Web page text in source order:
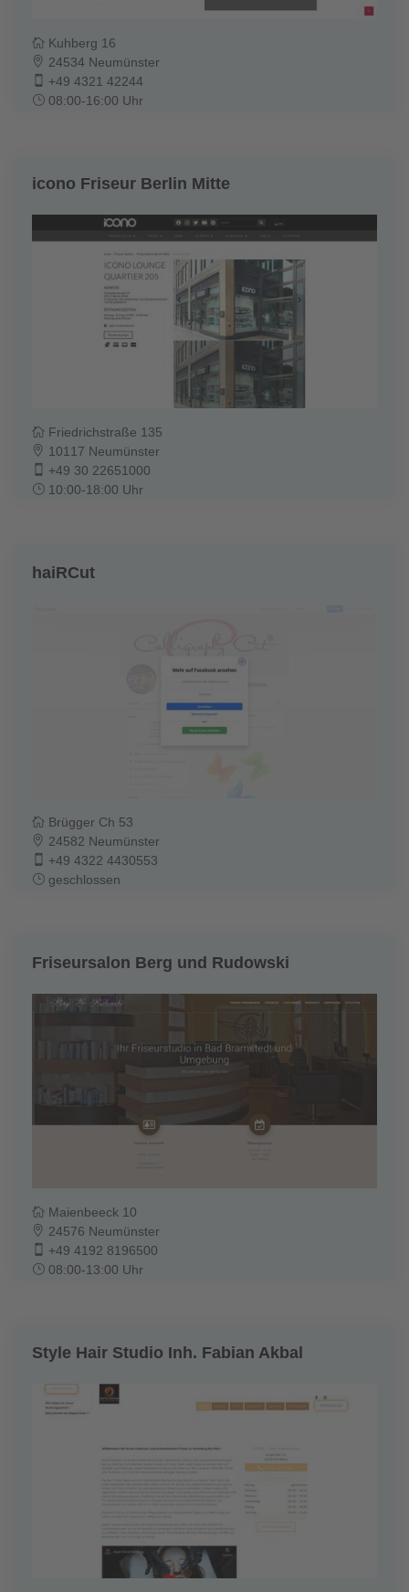
Kuhberg 16
24534 Neumünster
+49 4321 42244
08:00-16:00 Uhr
icono Friseur Berlin Mitte
Friedrichstraße 135
10117 Neumünster
+49 30 22651000
10:00-18:00 Uhr
haiRCut
Brügger Ch 53
24582 Neumünster
+49 4322 4430553
geschlossen
Friseursalon Berg und Rudowski
Maienbeeck 10
24576 Neumünster
+49 4192 8196500
08:00-13:00 Uhr
Style Hair Studio Inh. Fabian Akbal